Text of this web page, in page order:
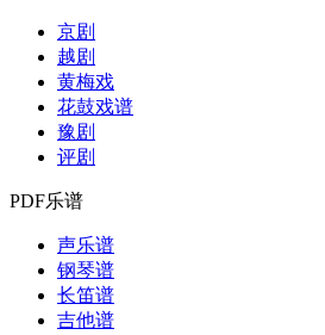
京剧
越剧
黄梅戏
花鼓戏谱
豫剧
评剧
PDF乐谱
声乐谱
钢琴谱
长笛谱
吉他谱